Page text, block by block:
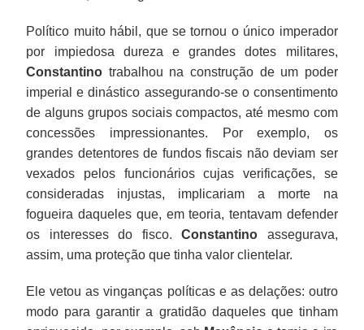
Político muito hábil, que se tornou o único imperador
por impiedosa dureza e grandes dotes militares,
Constantino trabalhou na construção de um poder
imperial e dinástico assegurando-se o consentimento
de alguns grupos sociais compactos, até mesmo com
concessões impressionantes. Por exemplo, os
grandes detentores de fundos fiscais não deviam ser
vexados pelos funcionários cujas verificações, se
consideradas injustas, implicariam a morte na
fogueira daqueles que, em teoria, tentavam defender
os interesses do fisco.Constantino assegurava,
assim, uma proteção que tinha valor clientelar.
Ele vetou as vinganças políticas e as delações: outro
modo para garantir a gratidão daqueles que tinham